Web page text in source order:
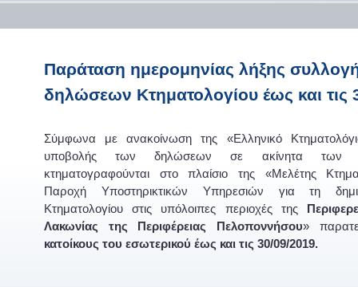
Παράταση ημερομηνίας λήξης
δηλώσεων Κτηματολογίου έως και τις
Σύμφωνα με ανακοίνωση της «Ελληνικό
υποβολής των δηλώσεων σε ακίνητα των
κτηματογραφούνται στο πλαίσιο της «Μελέτης
Παροχή Υποστηρικτικών Υπηρεσιών για τη
Κτηματολογίου στις υπόλοιπες περιοχές της
Λακωνίας της Περιφέρειας Πελοποννήσου»
κατοίκους του εσωτερικού έως και τις 30/09/2019.